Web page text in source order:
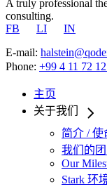
A truly professional
consulting.
FB
LI
IN
E-mail:
Phone: +99 4 11 72
主页
关于我们
简介 / 使
我们的
Our
Stark 环